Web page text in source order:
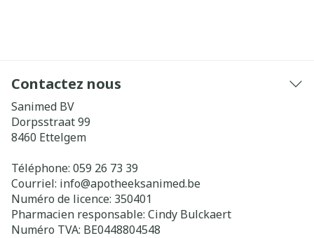
Contactez nous
Sanimed BV
Dorpsstraat 99
8460 Ettelgem
Téléphone: 059 26 73 39
Courriel: info@apotheeksanimed.be
Numéro de licence: 350401
Pharmacien responsable: Cindy Bulckaert
Numéro TVA: BE0448804548